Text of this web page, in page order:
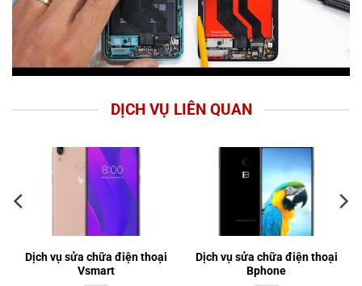
DỊCH VỤ LIÊN QUAN
Dịch vụ sửa chữa điện thoại
Vsmart
Dịch vụ sửa chữa điện thoại
Bphone